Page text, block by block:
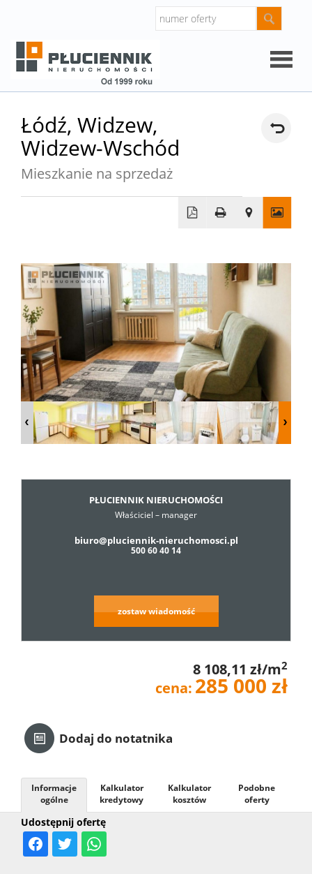
firmie
Oferty
Dzialki
Lokale
Hale
Łódź, Widzew,
Widzew-Wschód
Mieszkanie na sprzedaż
PŁUCIENNIK NIERUCHOMOŚCI
Właściciel – manager
biuro@pluciennik-nieruchomosci.pl
500 60 40 14
zostaw wiadomość
8 108,11 zł/m2
cena: 285 000 zł
Dodaj do notatnika
Udostępnij ofertę
Informacje
ogólne
Kalkulator
kredytowy
Kalkulator
kosztów
Podobne
oferty